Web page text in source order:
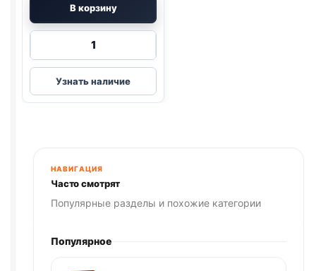
В корзину
Количество
Trendline
сух.
(ЯГЕНОК
15кг
Узнать наличие
НАВИГАЦИЯ
Часто смотрят
Популярные разделы и похожие категории
Популярное